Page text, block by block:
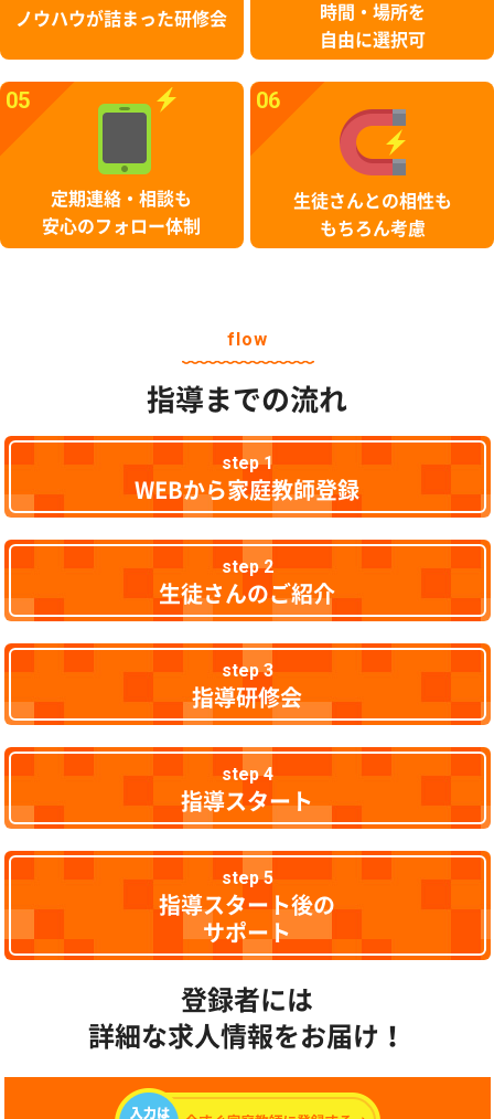
ノウハウが詰まった研修会
時間・場所を
自由に選択可
05
定期連絡・相談も
安心のフォロー体制
06
生徒さんとの相性も
もちろん考慮
flow
指導までの流れ
step 1
WEBから家庭教師登録
step 2
生徒さんのご紹介
step 3
指導研修会
step 4
指導スタート
step 5
指導スタート後の
サポート
登録者には
詳細な求人情報をお届け！